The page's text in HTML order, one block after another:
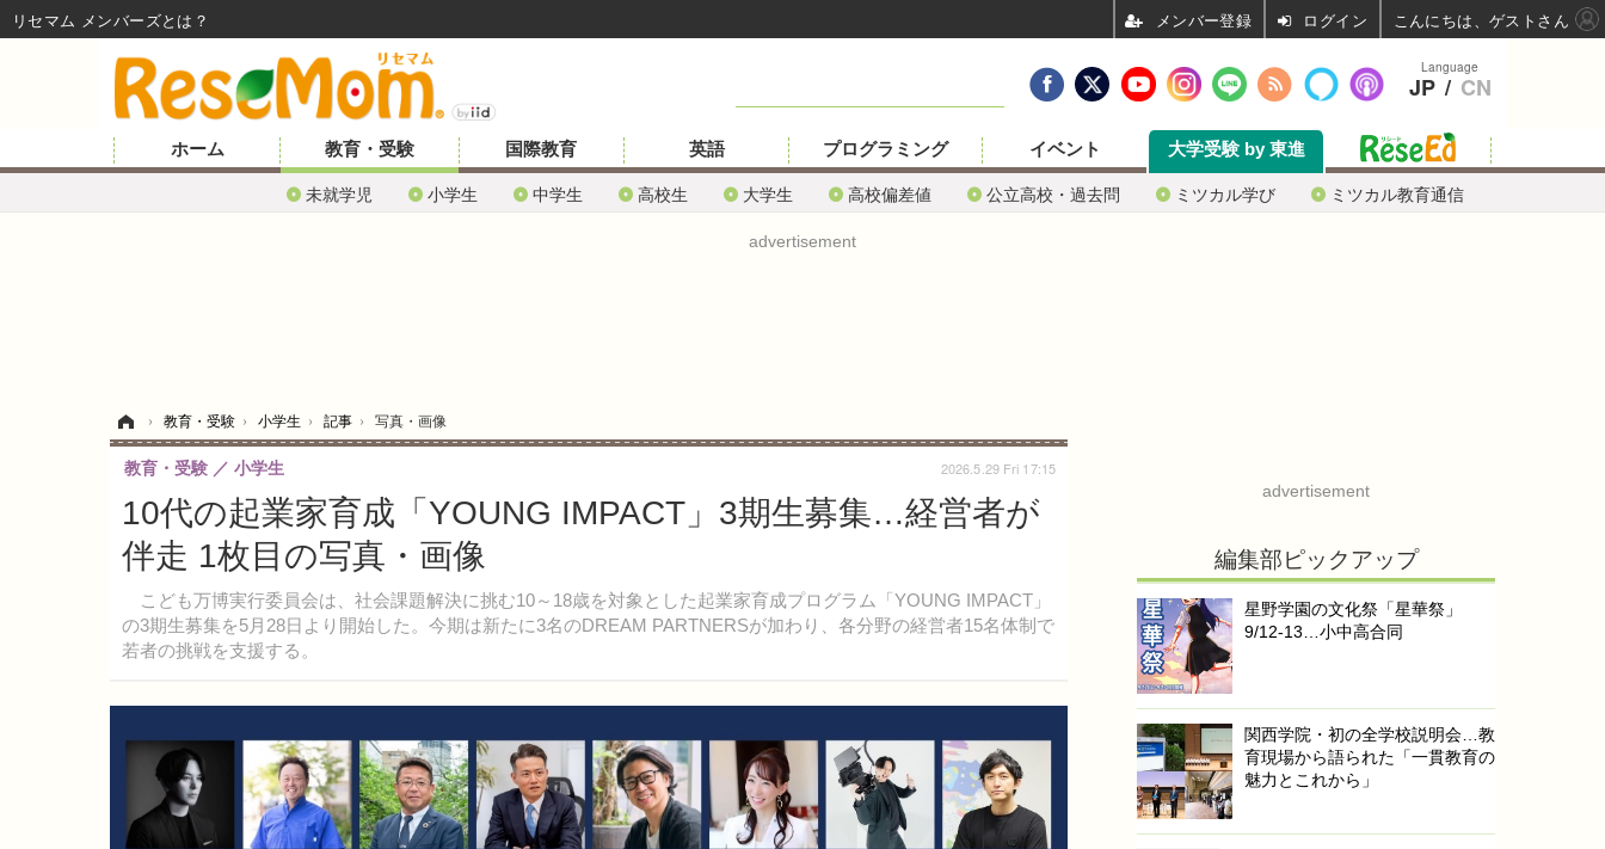
ホーム 教育・受験
未就学児 小学生 中学生 高校生 大学生 高校偏差値 公立高校・過去問 ミツカル学び ミツカル教育通信
国際教育 英語 プログラミング イベント 大学受験 by 東進
advertisement
› 教育・受験 › 小学生 › 記事 › 写真・画像
10代の起業家育成「YOUNG IMPACT」3期生募集…経営者が
伴走 1枚目の写真・画像
こども万博実行委員会は、社会課題解決に挑む10～18歳を対象とした起業家育成プログラム「YOUNG IMPACT」
の3期生募集を5月28日より開始した。今期は新たに3名のDREAM PARTNERSが加わり、各分野の経営者15名体制で
若者の挑戦を支援する。
教育・受験 小学生 2026.5.29 Fri 17:15
advertisement
編集部ピックアップ
星野学園の文化祭「星華祭」
9/12-13…小中高合同
関西学院・初の全学校説明会…教
育現場から語られた「一貫教育の
魅力とこれから」
Language
JP / CN
リセマム メンバーズ ログイン こんにちは、ゲストさん